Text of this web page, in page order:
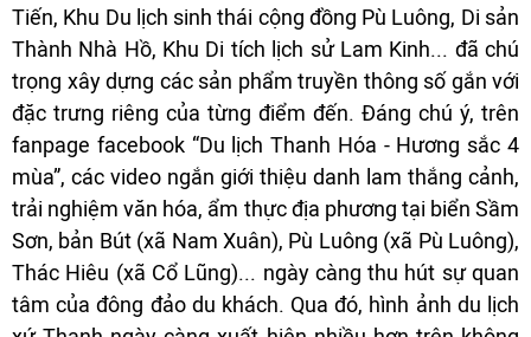
Tiến, Khu Du lịch sinh thái cộng đồng Pù Luông, Di sản
Thành Nhà Hồ, Khu Di tích lịch sử Lam Kinh... đã chú
trọng xây dựng các sản phẩm truyền thông số gắn với
đặc trưng riêng của từng điểm đến. Đáng chú ý, trên
fanpage facebook “Du lịch Thanh Hóa - Hương sắc 4
mùa”, các video ngắn giới thiệu danh lam thắng cảnh,
trải nghiệm văn hóa, ẩm thực địa phương tại biển Sầm
Sơn, bản Bút (xã Nam Xuân), Pù Luông (xã Pù Luông),
Thác Hiêu (xã Cổ Lũng)... ngày càng thu hút sự quan
tâm của đông đảo du khách. Qua đó, hình ảnh du lịch